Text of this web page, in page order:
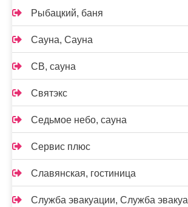
Рыбацкий, баня
Сауна, Сауна
СВ, сауна
Святэкс
Седьмое небо, сауна
Сервис плюс
Славянская, гостиница
Служба эвакуации, Служба